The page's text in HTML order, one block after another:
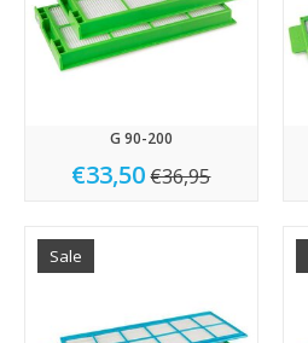
G 90-200
€33,50 €36,95
Sale